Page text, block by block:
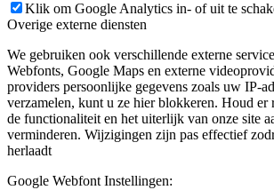
Klik om Google Analytics in- of uit te
Overige externe diensten
We gebruiken ook verschillende externe
Webfonts, Google Maps en externe
providers persoonlijke gegevens zoals uw IP-
verzamelen, kunt u ze hier blokkeren. Houd er
de functionaliteit en het uiterlijk van onze site
verminderen. Wijzigingen zijn pas effectief
herlaadt
Google Webfont Instellingen: